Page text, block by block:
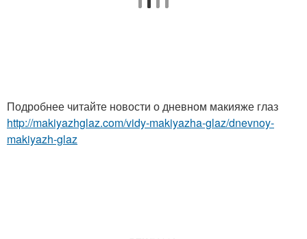
Подробнее читайте новости о дневном макияже глаз
http://makiyazhglaz.com/vidy-makiyazha-glaz/dnevnoy-
makiyazh-glaz